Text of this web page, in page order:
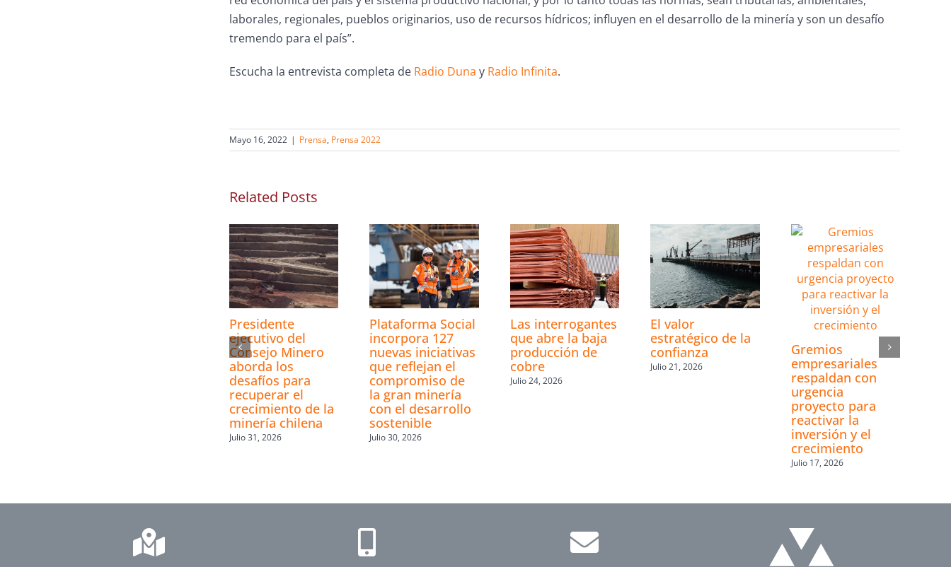
laborales, regionales, pueblos originarios, uso de recursos hídricos; influyen en el desarrollo de la minería y son un desafío
tremendo para el país”.
Escucha la entrevista completa de Radio Duna y Radio Infinita.
Mayo 16, 2022 | Prensa, Prensa 2022
Related Posts
Presidente
ejecutivo del
Consejo Minero
aborda los
desafíos para
recuperar el
crecimiento de la
minería chilena
Julio 31, 2026
Plataforma Social
incorpora 127
nuevas iniciativas
que reflejan el
compromiso de
la gran minería
con el desarrollo
sostenible
Julio 30, 2026
Las interrogantes
que abre la baja
producción de
cobre
Julio 24, 2026
El valor
estratégico de la
confianza
Julio 21, 2026
Gremios
empresariales
respaldan con
urgencia
proyecto para
reactivar la
inversión y el
crecimiento
Julio 17, 2026